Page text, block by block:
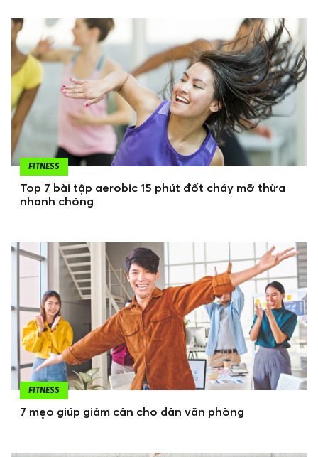
FITNESS
Top 7 bài tập aerobic 15 phút đốt cháy mỡ thừa
nhanh chóng
FITNESS
7 mẹo giúp giảm cân cho dân văn phòng